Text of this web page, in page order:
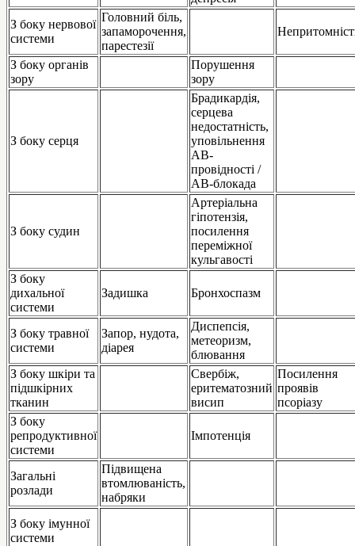
З боку нервової
системи
Головний біль,
запаморочення,
парестезії
З боку органів
зору
Порушення
зору
З боку серця
Брадикардія,
серцева
недостатність,
уповільнення
АВ-
провідності /
АВ-блокада
З боку судин
Артеріальна
гіпотензія,
посилення
переміжної
кульгавості
З боку
дихальної
системи
Задишка Бронхоспазм
З боку травної
системи
Запор, нудота,
діарея
Диспепсія,
метеоризм,
блювання
З боку шкіри та
підшкірних
тканин
Свербіж,
еритематозний
висип
Посилення
проявів
псоріазу
З боку
репродуктивної
системи
Імпотенція
Загальні
розлади
Підвищена
втомлюваність,
набряки
З боку імунної
системи